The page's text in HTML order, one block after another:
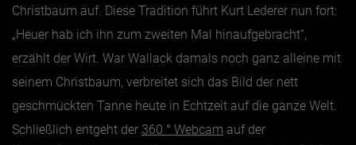
Christbaum auf. Diese Tradition führt Kurt Lederer nun fort:
„Heuer hab ich ihn zum zweiten Mal hinaufgebracht“,
erzählt der Wirt. War Wallack damals noch ganz alleine mit
seinem Christbaum, verbreitet sich das Bild der nett
geschmückten Tanne heute in Echtzeit auf die ganze Welt.
Schließlich entgeht der 360 ° Webcam auf der